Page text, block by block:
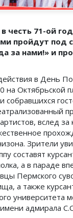
честь 71-ой
пройдут под
за нами!» и
в День
на Октябрьской
собравшихся
вслед
Зрители
составят
а в параде
Пермского
а также
университета
адмирала